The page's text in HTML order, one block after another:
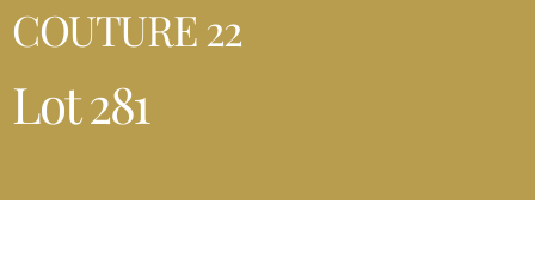
COUTURE 22
Lot 281